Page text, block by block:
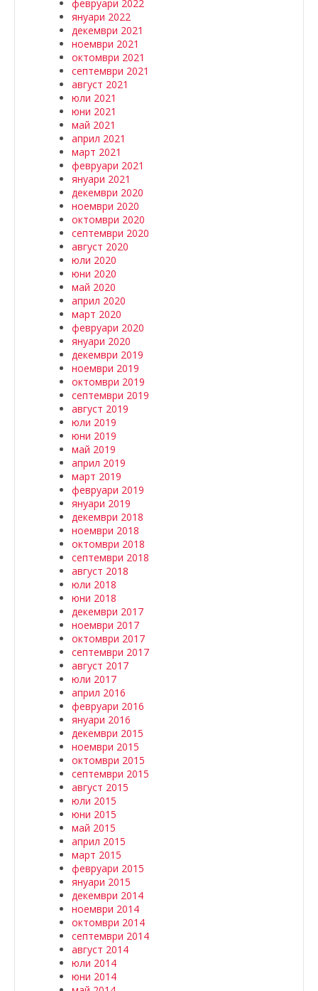
февруари 2022
януари 2022
декември 2021
ноември 2021
октомври 2021
септември 2021
август 2021
юли 2021
юни 2021
май 2021
април 2021
март 2021
февруари 2021
януари 2021
декември 2020
ноември 2020
октомври 2020
септември 2020
август 2020
юли 2020
юни 2020
май 2020
април 2020
март 2020
февруари 2020
януари 2020
декември 2019
ноември 2019
октомври 2019
септември 2019
август 2019
юли 2019
юни 2019
май 2019
април 2019
март 2019
февруари 2019
януари 2019
декември 2018
ноември 2018
октомври 2018
септември 2018
август 2018
юли 2018
юни 2018
декември 2017
ноември 2017
октомври 2017
септември 2017
август 2017
юли 2017
април 2016
февруари 2016
януари 2016
декември 2015
ноември 2015
октомври 2015
септември 2015
август 2015
юли 2015
юни 2015
май 2015
април 2015
март 2015
февруари 2015
януари 2015
декември 2014
ноември 2014
октомври 2014
септември 2014
август 2014
юли 2014
юни 2014